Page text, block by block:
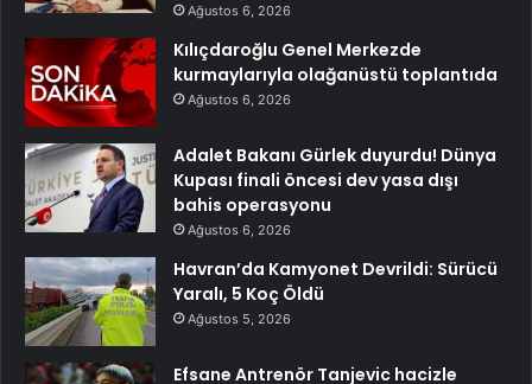
Ağustos 6, 2026
Kılıçdaroğlu Genel Merkezde
kurmaylarıyla olağanüstü toplantıda
Ağustos 6, 2026
Adalet Bakanı Gürlek duyurdu! Dünya
Kupası finali öncesi dev yasa dışı
bahis operasyonu
Ağustos 6, 2026
Havran’da Kamyonet Devrildi: Sürücü
Yaralı, 5 Koç Öldü
Ağustos 5, 2026
Efsane Antrenör Tanjevic hacizle